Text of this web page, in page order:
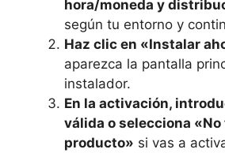
hora/moneda y
según tu entorno y
Haz clic en «Instalar
aparezca la pantalla
instalador.
En la activación,
válida o selecciona
producto» si vas a